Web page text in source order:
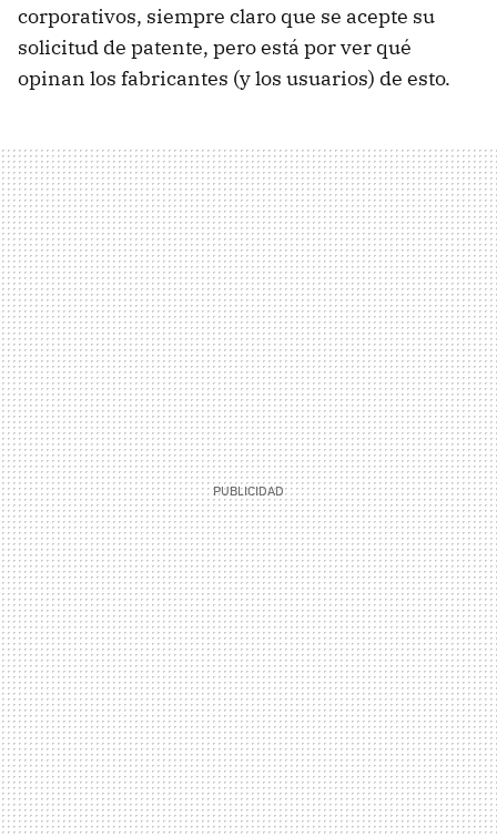
corporativos, siempre claro que se acepte su
solicitud de patente, pero está por ver qué
opinan los fabricantes (y los usuarios) de esto.